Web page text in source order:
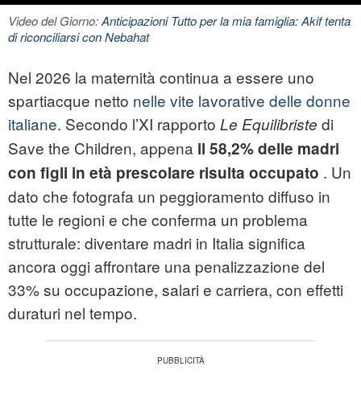
Video del Giorno:Anticipazioni Tutto per la mia famiglia: Akif tenta
di riconciliarsi con Nebahat
Nel 2026 la maternità continua a essere uno
spartiacque netto nelle vite lavorative delle donne
italiane. Secondo l’XI rapporto Le Equilibriste di
Save the Children, appena il 58,2% delle madri
con figli in età prescolare risulta occupato . Un
dato che fotografa un peggioramento diffuso in
tutte le regioni e che conferma un problema
strutturale: diventare madri in Italia significa
ancora oggi affrontare una penalizzazione del
33% su occupazione, salari e carriera, con effetti
duraturi nel tempo.